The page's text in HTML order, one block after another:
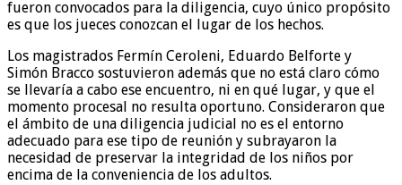
fueron convocados para la diligencia, cuyo único propósito
es que los jueces conozcan el lugar de los hechos.
Los magistrados Fermín Ceroleni, Eduardo Belforte y
Simón Bracco sostuvieron además que no está claro cómo
se llevaría a cabo ese encuentro, ni en qué lugar, y que el
momento procesal no resulta oportuno. Consideraron que
el ámbito de una diligencia judicial no es el entorno
adecuado para ese tipo de reunión y subrayaron la
necesidad de preservar la integridad de los niños por
encima de la conveniencia de los adultos.